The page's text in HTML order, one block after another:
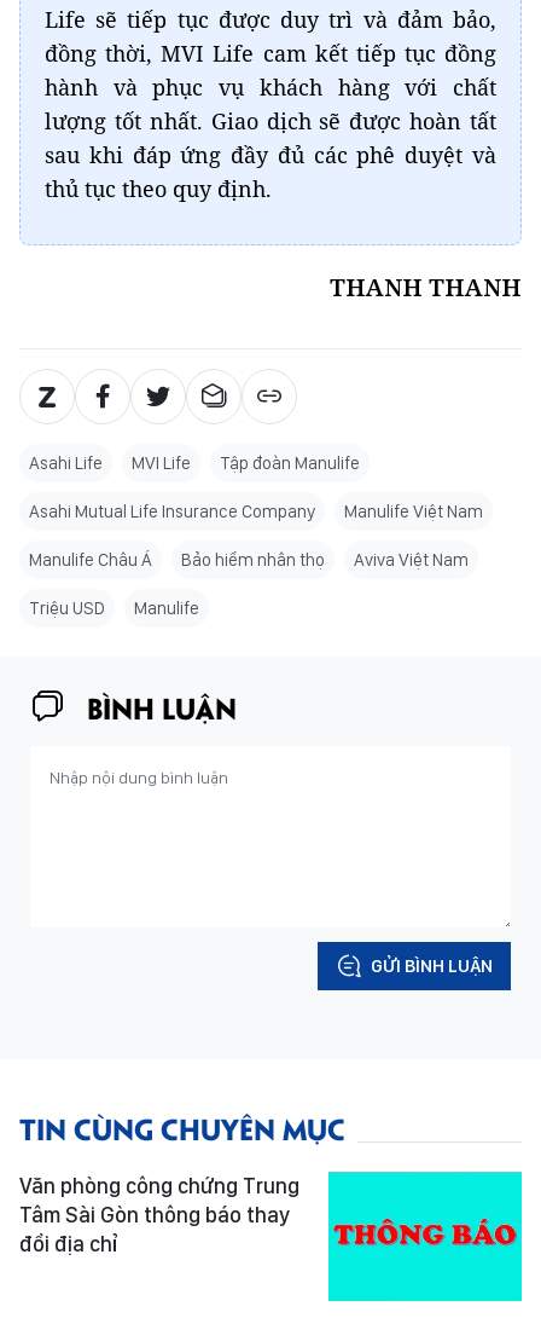
Life sẽ tiếp tục được duy trì và đảm bảo,
đồng thời, MVI Life cam kết tiếp tục đồng
hành và phục vụ khách hàng với chất
lượng tốt nhất. Giao dịch sẽ được hoàn tất
sau khi đáp ứng đầy đủ các phê duyệt và
thủ tục theo quy định.
THANH THANH
Asahi Life MVI Life Tập đoàn Manulife
Asahi Mutual Life Insurance Company Manulife Việt Nam
Manulife Châu Á Bảo hiểm nhân thọ Aviva Việt Nam
Triệu USD Manulife
BÌNH LUẬN
GỬI BÌNH LUẬN
TIN CÙNG CHUYÊN MỤC
Văn phòng công chứng Trung
Tâm Sài Gòn thông báo thay
đổi địa chỉ